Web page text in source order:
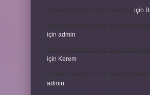
için
için admin
için Kerem
admin